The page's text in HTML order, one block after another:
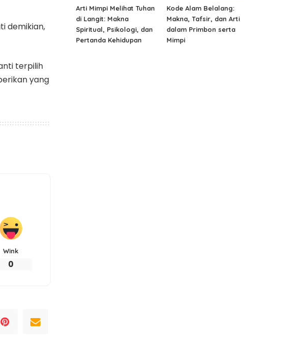
demikian,
terpilih
yang
Wink
0
Arti Mimpi Melihat Tuhan
di Langit: Makna
Spiritual, Psikologi, dan
Pertanda Kehidupan
Kode Alam Belalang:
Makna, Tafsir, dan Arti
dalam Primbon serta
Mimpi